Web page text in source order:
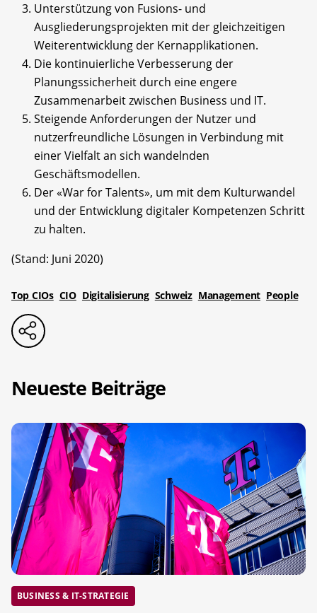
Unterstützung von Fusions- und
Ausgliederungsprojekten mit der gleichzeitigen
Weiterentwicklung der Kernapplikationen.
Die kontinuierliche Verbesserung der
Planungssicherheit durch eine engere
Zusammenarbeit zwischen Business und IT.
Steigende Anforderungen der Nutzer und
nutzerfreundliche Lösungen in Verbindung mit
einer Vielfalt an sich wandelnden
Geschäftsmodellen.
Der «War for Talents», um mit dem Kulturwandel
und der Entwicklung digitaler Kompetenzen Schritt
zu halten.
(Stand: Juni 2020)
Top CIOs CIO Digitalisierung Schweiz Management People
Neueste Beiträge
BUSINESS & IT-STRATEGIE